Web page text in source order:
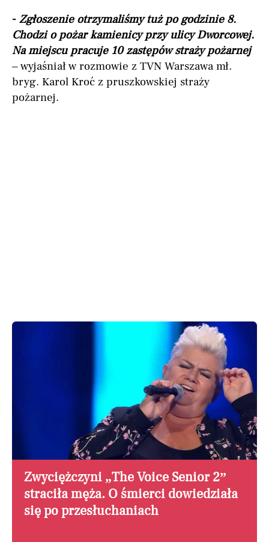
- Zgłoszenie otrzymaliśmy tuż po godzinie 8.
Chodzi o pożar kamienicy przy ulicy Dworcowej.
Na miejscu pracuje 10 zastępów straży pożarnej
– wyjaśniał w rozmowie z TVN Warszawa mł.
bryg. Karol Kroć z pruszkowskiej straży
pożarnej.
Zwyciężczyni „The Voice Senior 2”
straciła męża. O śmierci dowiedziała
się po przesłuchaniach